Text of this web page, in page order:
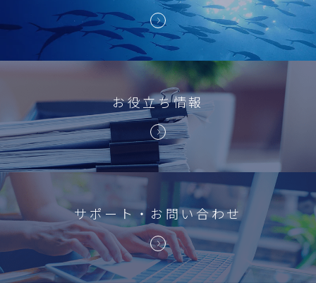
お役立ち情報
サポート・お問い合わせ